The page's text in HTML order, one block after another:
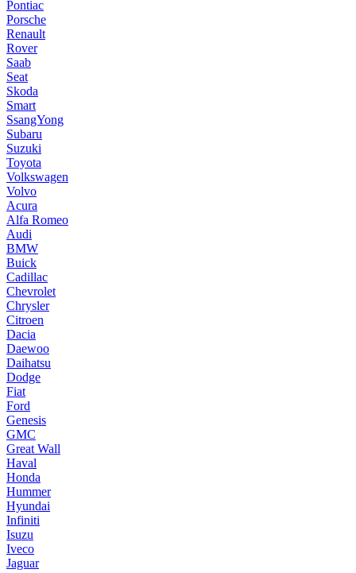
Pontiac
Porsche
Renault
Rover
Saab
Seat
Skoda
Smart
SsangYong
Subaru
Suzuki
Toyota
Volkswagen
Volvo
Acura
Alfa Romeo
Audi
BMW
Buick
Cadillac
Chevrolet
Chrysler
Citroen
Dacia
Daewoo
Daihatsu
Dodge
Fiat
Ford
Genesis
GMC
Great Wall
Haval
Honda
Hummer
Hyundai
Infiniti
Isuzu
Iveco
Jaguar